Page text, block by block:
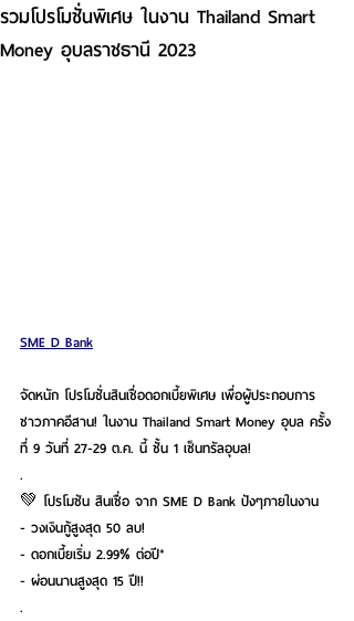
รวมโปรโมชั่นพิเศษ ในงาน Thailand Smart
Money อุบลราชธานี 2023
SME D Bank
จัดหนัก โปรโมชั่นสินเชื่อดอกเบี้ยพิเศษ เพื่อผู้ประกอบการ
ชาวภาคอีสาน! ในงาน Thailand Smart Money อุบล ครั้ง
ที่ 9 วันที่ 27-29 ต.ค. นี้ ชั้น 1 เซ็นทรัลอุบล!
.
💚 โปรโมชัน สินเชื่อ จาก SME D Bank ปังๆภายในงาน
- วงเงินกู้สูงสุด 50 ลบ!
- ดอกเบี้ยเริ่ม 2.99% ต่อปี*
- ผ่อนนานสูงสุด 15 ปี!!
.